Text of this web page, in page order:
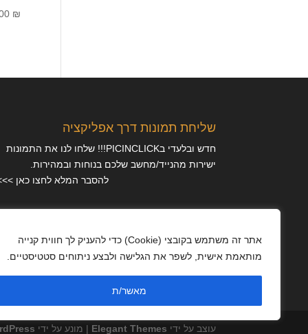
אתר זה משתמש בקובצי (Cookie) כדי להעניק לך חווית קנייה
מותאמת אישית, לשפר את הגלישה ולבצע ניתוחים סטטיסטיים.
מאשר/ת
₪
שליחת תמונות דרך אפליקציה
חדש ובלעדי בPICINCLICK!!! שלחו לנו את התמונות
ישירות מהנייד/מחשב שלכם בנוחות ובמהירות.
להסבר המלא לחצו כאן
מאמרים
מדיניות
עוצב על ידי Elegant Themes | מונע על ידי